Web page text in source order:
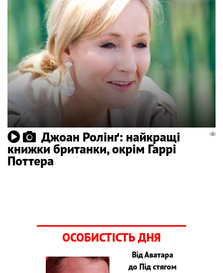
Джоан Ролінґ: найкращі
книжки британки, окрім Гаррі
Поттера
ОСОБИСТІСТЬ ДНЯ
Від Аватара
до Під стягом